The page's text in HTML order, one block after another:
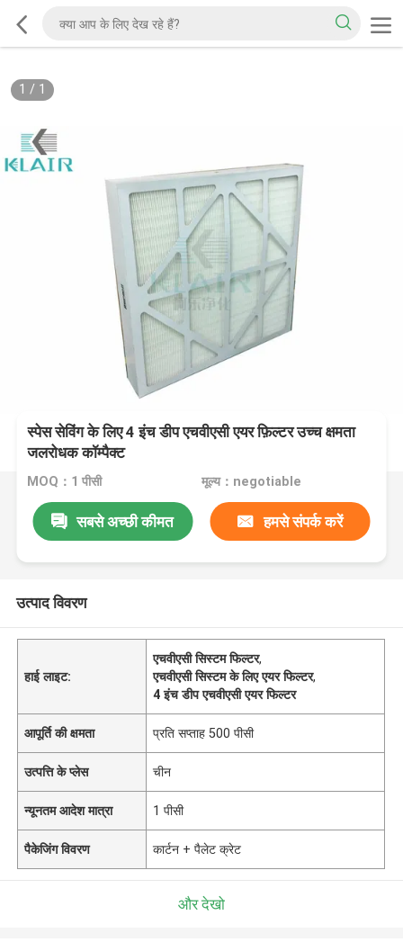
1 / 1
स्पेस सेविंग के लिए 4 इंच डीप एचवीएसी एयर फ़िल्टर उच्च क्षमता
जलरोधक कॉम्पैक्ट
MOQ：1 पीसी मूल्य：negotiable
सबसे अच्छी कीमत हमसे संपर्क करें
उत्पाद विवरण
हाई लाइट:
एचवीएसी सिस्टम फिल्टर,
एचवीएसी सिस्टम के लिए एयर फिल्टर,
4 इंच डीप एचवीएसी एयर फिल्टर
आपूर्ति की क्षमता प्रति सप्ताह 500 पीसी
उत्पत्ति के प्लेस चीन
न्यूनतम आदेश मात्रा 1 पीसी
पैकेजिंग विवरण कार्टन + पैलेट क्रेट
और देखो